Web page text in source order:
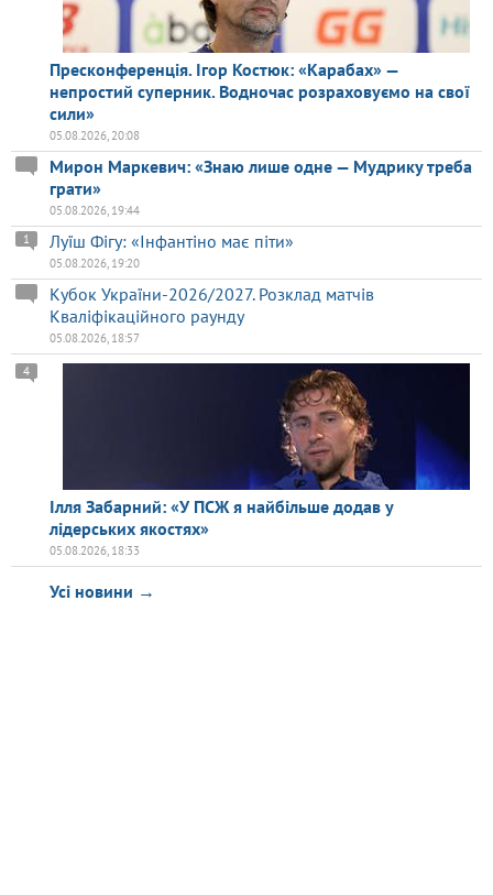
Пресконференція. Ігор Костюк: «Карабах» —
непростий суперник. Водночас розраховуємо на свої
сили»
05.08.2026, 20:08
Мирон Маркевич: «Знаю лише одне — Мудрику треба
грати»
05.08.2026, 19:44
Луїш Фігу: «Інфантіно має піти»
1
05.08.2026, 19:20
Кубок України-2026/2027. Розклад матчів
Кваліфікаційного раунду
05.08.2026, 18:57
Ілля Забарний: «У ПСЖ я найбільше додав у
лідерських якостях»
4
05.08.2026, 18:33
Усі новини →